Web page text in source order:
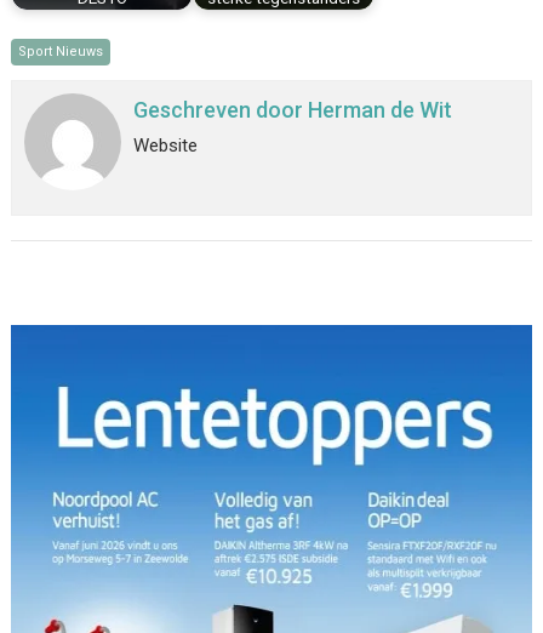
Sport Nieuws
Geschreven door Herman de Wit
Website